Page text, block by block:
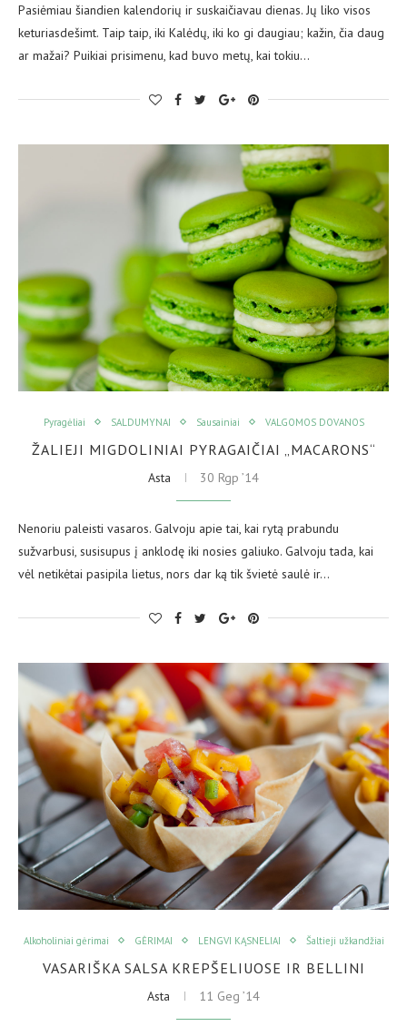
Pasiėmiau šiandien kalendorių ir suskaičiavau dienas. Jų liko visos
keturiasdešimt. Taip taip, iki Kalėdų, iki ko gi daugiau; kažin, čia daug
ar mažai? Puikiai prisimenu, kad buvo metų, kai tokiu…
Pyragėliai SALDUMYNAI Sausainiai VALGOMOS DOVANOS
ŽALIEJI MIGDOLINIAI PYRAGAIČIAI „MACARONS“
Asta 30 Rgp ’14
Nenoriu paleisti vasaros. Galvoju apie tai, kai rytą prabundu
sužvarbusi, susisupus į anklodę iki nosies galiuko. Galvoju tada, kai
vėl netikėtai pasipila lietus, nors dar ką tik švietė saulė ir…
Alkoholiniai gėrimai GĖRIMAI LENGVI KĄSNELIAI Šaltieji užkandžiai
VASARIŠKA SALSA KREPŠELIUOSE IR BELLINI
Asta 11 Geg ’14